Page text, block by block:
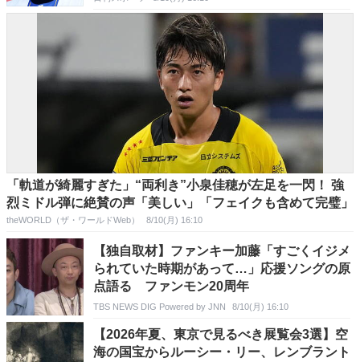
「軌道が綺麗すぎた」“両利き”小泉佳穂が左足を一閃！ 強
烈ミドル弾に絶賛の声「美しい」「フェイクも含めて完璧」
theWORLD（ザ・ワールドWeb） 8/10(月) 16:10
【独自取材】ファンキー加藤「すごくイジメ
られていた時期があって…」応援ソングの原
点語る ファンモン20周年
TBS NEWS DIG Powered by JNN 8/10(月) 16:10
【2026年夏、東京で見るべき展覧会3選】空
海の国宝からルーシー・リー、レンブラント